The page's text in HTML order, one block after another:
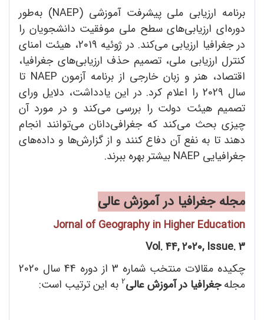
برنامه ارزیابی ملی پیشرفت آموزشی (NAEP) به‌طور
دوره‌ای ارزیابی‌های سطح ملی موفقیت دانشجویان را
در جغرافیا ارزیابی می‌کند. در ژوئیه 2019، هیئت امنای
کنترل ارزیابی ملی، تصمیم حذف ارزیابی‌های جغرافیا،
اقتصاد، هنر و زبان خارجی از برنامه آزمون NAEP تا
سال 2029 را اعلام کرد. در این یادداشت، دلایل ورای
تصمیم هیئت دولت را بررسی می‌کند و در مورد آن
چیزی بحث می‌کند که جغرافی‌دانان می‌توانند انجام
دهند تا به نفع آن دفاع کنند و از گزارش‌ها و داده‌های
جغرافیایی NAEP بیشتر بهره ببرند.
مجله جغرافیا در آموزش عالی
Jornal of Geography in Higher Education
Vol. 44, 2020, Issue. 3
چکیده مقالات منتخب شماره 3 از دوره 44 سال 2020
مجلهجغرافیا در آموزش عالی2 به این ترتیب است: